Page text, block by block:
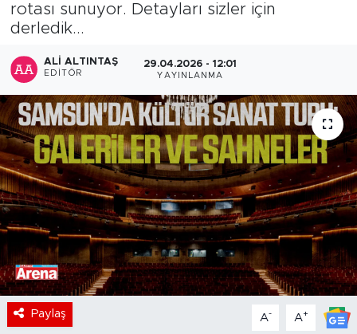
rotası sunuyor. Detayları sizler için
derledik...
ALI ALTINTAŞ
EDITÖR
29.04.2026 - 12:01
YAYINLANMA
Paylaş A- A+